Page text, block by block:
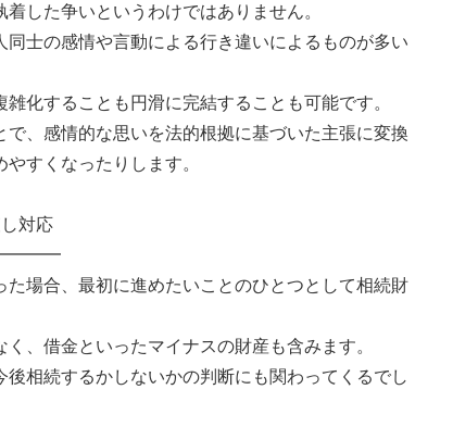
した争いというわけではありません。
士の感情や言動による行き違いによるものが多い
化することも円滑に完結することも可能です。
、感情的な思いを法的根拠に基づいた主張に変換
すくなったりします。
対応
場合、最初に進めたいことのひとつとして相続財
、借金といったマイナスの財産も含みます。
相続するかしないかの判断にも関わってくるでし